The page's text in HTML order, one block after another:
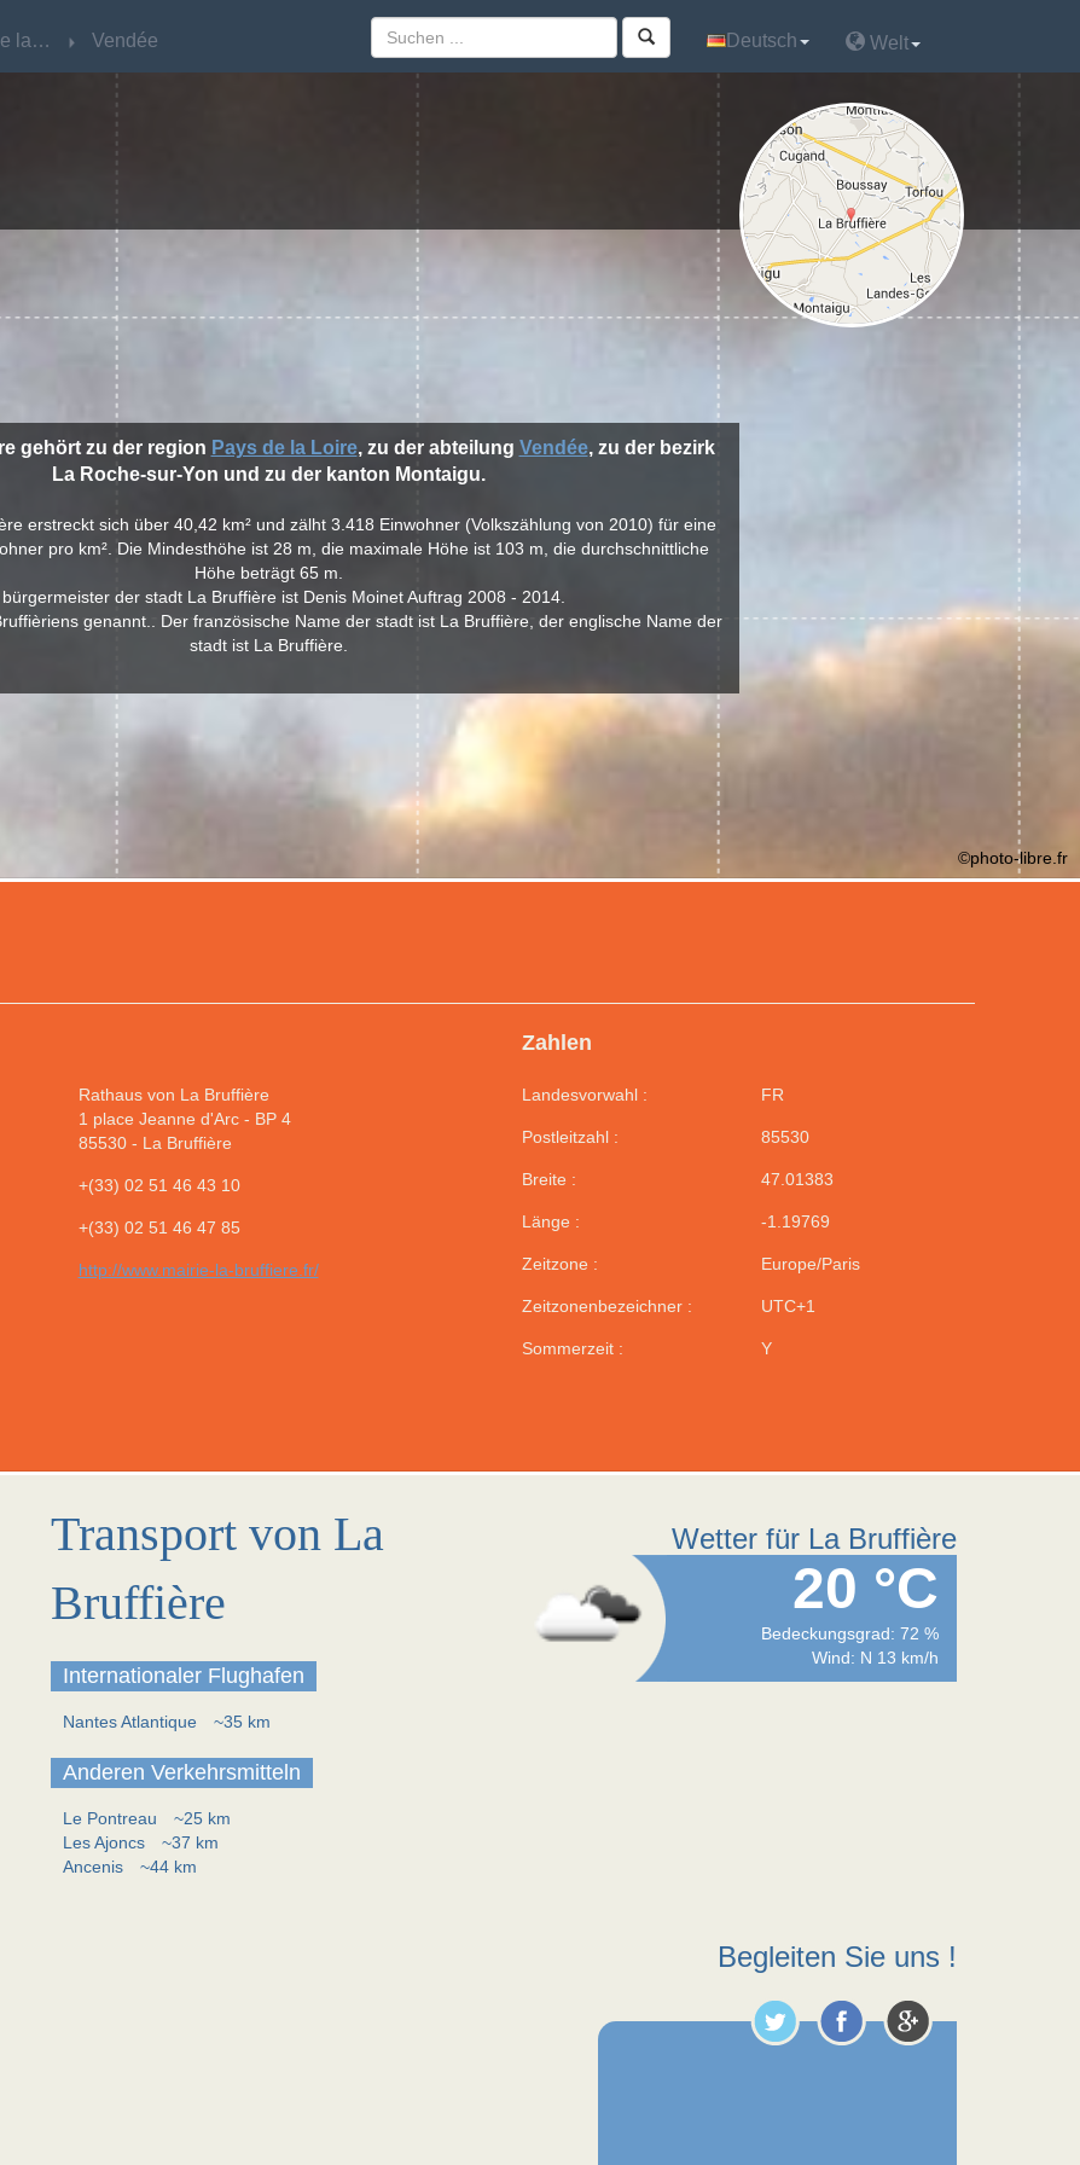
Pays de la Loire Vendée Deutsch Welt
Rathaus von La Bruffière
1 place Jeanne d'Arc - BP 4
85530- La Bruffière
+(33) 02 51 46 43 10
+(33) 02 51 46 47 85
http://www.mairie-la-bruffiere.fr/
Zahlen
Landesvorwahl : FR
Postleitzahl : 85530
Breite : 47.01383
Länge : -1.19769
Zeitzone : Europe/Paris
Zeitzonenbezeichner : UTC+1
Sommerzeit : Y
gehört zu der region Pays de la Loire, zu der abteilung Vendée, zu der bezirk
La Roche-sur-Yon und zu der kanton Montaigu.
erstreckt sich über 40,42 km² und zälht 3.418 Einwohner (Volkszählung von 2010) für eine
pro km². Die Mindesthöhe ist 28 m, die maximale Höhe ist 103 m, die durchschnittliche
Höhe beträgt 65 m.
bürgermeister der stadt La Bruffière ist Denis Moinet Auftrag 2008 - 2014.
genannt.. Der französische Name der stadt ist La Bruffière, der englische Name der
stadt ist La Bruffière.
©photo-libre.fr
Transport von La
Bruffière
Internationaler Flughafen
Nantes Atlantique ~35 km
Anderen Verkehrsmitteln
Le Pontreau
~25 km
Les Ajoncs
~37 km
Ancenis
~44 km
Wetter für La Bruffière
20 °C
Bedeckungsgrad: 72 %
Wind: N 13 km/h
Begleiten Sie uns !
Pays de la Loire Vendée Deutsch Welt